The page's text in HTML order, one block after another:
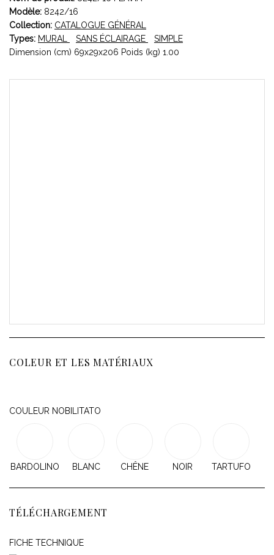
Modèle: 8242/16
Collection: CATALOGUE GÉNÉRAL
Types: MURAL SANS ÉCLAIRAGE
SIMPLE
Dimension (cm) 69x29x206 Poids (kg) 1.00
COLEUR ET LES MATÉRIAUX
COULEUR NOBILITATO
BARDOLINO BLANC CHÊNE NOIR TARTUFO
TÉLÉCHARGEMENT
FICHE TECHNIQUE